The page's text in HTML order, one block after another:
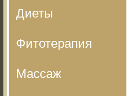
Диеты
Фитотерапия
Массаж